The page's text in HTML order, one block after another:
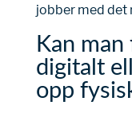
jobber med det
Kan
digitalt
opp